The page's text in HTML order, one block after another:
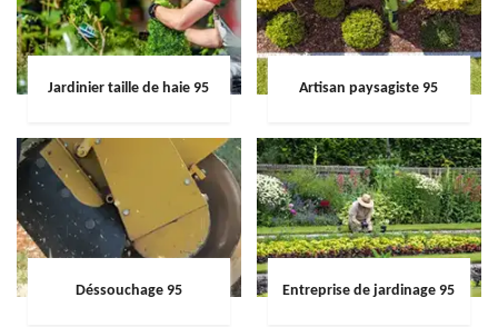
Jardinier taille de haie 95 Artisan paysagiste 95
Déssouchage 95 Entreprise de jardinage 95